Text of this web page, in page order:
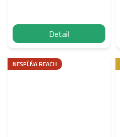
Detail
NESPĹŇA REACH